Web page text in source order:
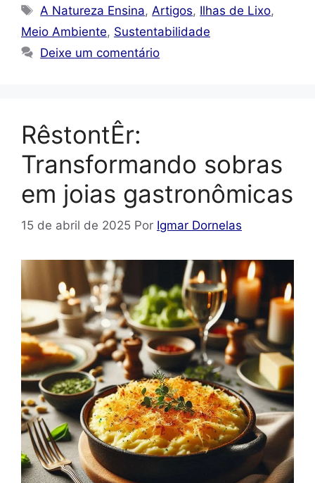
Tags
A Natureza Ensina,Artigos, Ilhas de Lixo,
Meio Ambiente, Sustentabilidade
Deixe um comentário
RêstontÊr:
Transformando sobras
em joias gastronômicas
15 de abril de 2025 Por Igmar Dornelas